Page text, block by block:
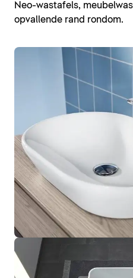
Neo-wastafels,
opvallende rand rondom.